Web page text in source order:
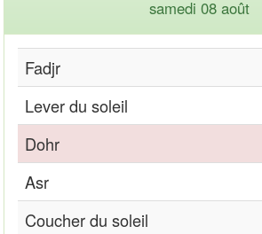
samedi 08 août
Fadjr
Lever du soleil
Dohr
Asr
Coucher du soleil